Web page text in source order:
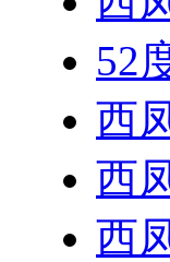
52
西
西
西